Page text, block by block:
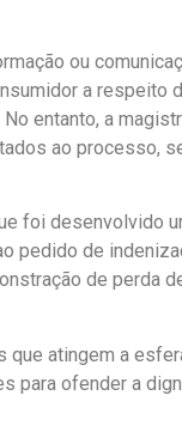
ou
a respeito
entanto, a
ao processo,
foi desenvolvido
pedido de
de perda
que atingem a
para ofender a